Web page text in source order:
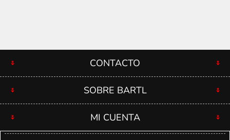
CONTACTO
SOBRE BARTL
MI CUENTA